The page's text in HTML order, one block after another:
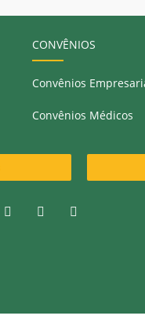
CONVÊNIOS
Convênios
Convênios Médicos